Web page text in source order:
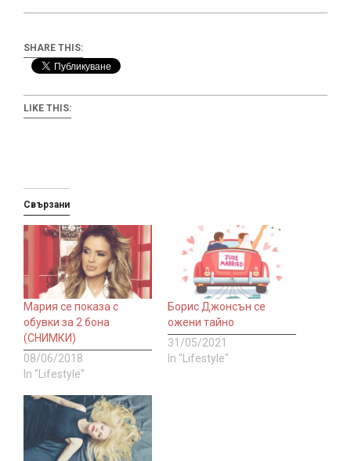
SHARE THIS:
LIKE THIS:
Свързани
Мария се показа с
обувки за 2 бона
(СНИМКИ)
08/06/2018
In "Lifestyle"
Борис Джонсън се
ожени тайно
31/05/2021
In "Lifestyle"